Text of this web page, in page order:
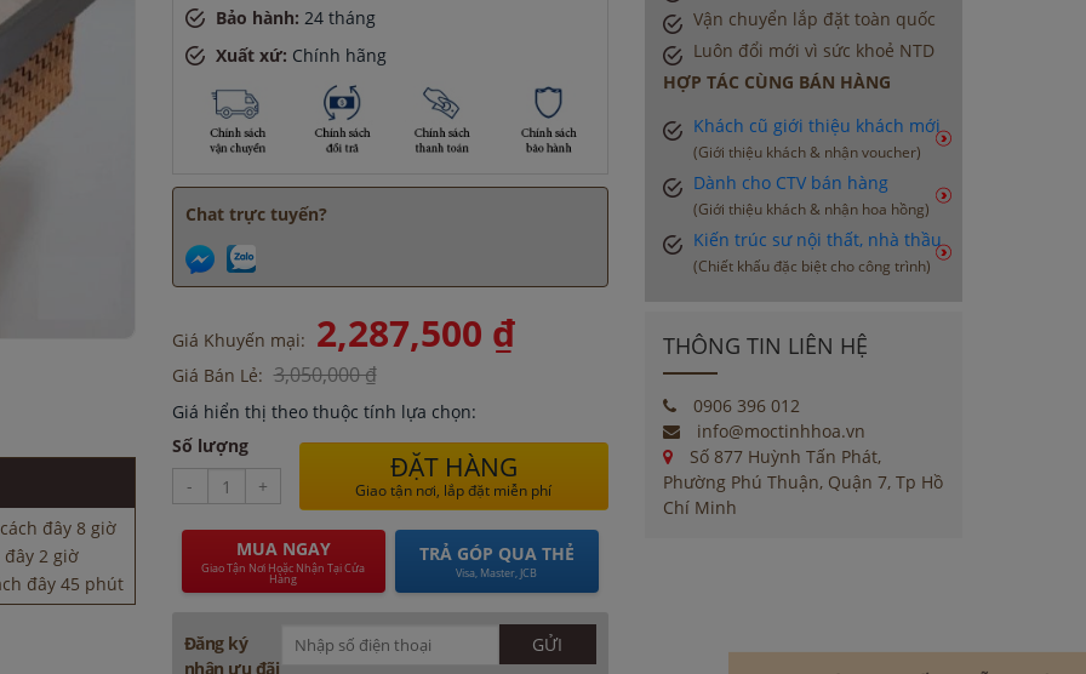
đây 8 giờ
đây 2 giờ
đây 45 phút
Bảo hành: 24 tháng
Xuất xứ: Chính hãng
Chat trực tuyến?
Giá Khuyến mại: 2,287,500 ₫
Giá Bán Lẻ: 3,050,000 ₫
Giá hiển thị theo thuộc tính lựa chọn:
Số lượng
-
+
ĐẶT HÀNG
Giao tận nơi, lắp đặt miễn phí
MUA NGAY
Giao Tận Nơi Hoặc Nhận Tại Cửa
Hàng
TRẢ GÓP QUA THẺ
Visa, Master, JCB
Đăng ký
nhận ưu đãi
Vận chuyển lắp đặt toàn quốc
Luôn đổi mới vì sức khoẻ NTD
HỢP TÁC CÙNG BÁN HÀNG
Khách cũ giới thiệu khách mới
(Giới thiệu khách & nhận voucher)
Dành cho CTV bán hàng
(Giới thiệu khách & nhận hoa hồng)
Kiến trúc sư nội thất, nhà thầu
(Chiết khấu đặc biệt cho công trình)
THÔNG TIN LIÊN HỆ
0906 396 012
info@moctinhhoa.vn
Số 877 Huỳnh Tấn Phát,
Phường Phú Thuận, Quận 7, Tp Hồ
Chí Minh